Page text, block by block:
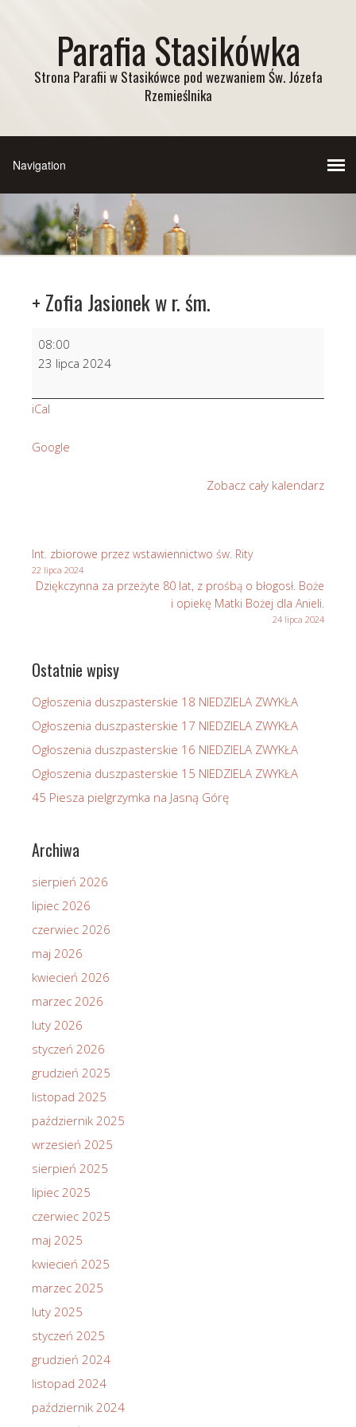
Parafia Stasikówka
Strona Parafii w Stasikówce pod wezwaniem Św. Józefa
Rzemieślnika
+ Zofia Jasionek w r. śm.
Zofia
Jasionek
r.
08:00
23 lipca 2024
iCal
Google
Zobacz cały kalendarz
Int. zbiorowe przez wstawiennictwo św. Rity
22 lipca 2024
Dziękczynna za przeżyte 80 lat, z prośbą o błogosł. Boże
i opiekę Matki Bożej dla Anieli.
24 lipca 2024
Ostatnie wpisy
Ogłoszenia duszpasterskie 18 NIEDZIELA ZWYKŁA
Ogłoszenia duszpasterskie 17 NIEDZIELA ZWYKŁA
Ogłoszenia duszpasterskie 16 NIEDZIELA ZWYKŁA
Ogłoszenia duszpasterskie 15 NIEDZIELA ZWYKŁA
45 Piesza pielgrzymka na Jasną Górę
Archiwa
sierpień 2026
lipiec 2026
czerwiec 2026
maj 2026
kwiecień 2026
marzec 2026
luty 2026
styczeń 2026
grudzień 2025
listopad 2025
październik 2025
wrzesień 2025
sierpień 2025
lipiec 2025
czerwiec 2025
maj 2025
kwiecień 2025
marzec 2025
luty 2025
styczeń 2025
grudzień 2024
listopad 2024
październik 2024